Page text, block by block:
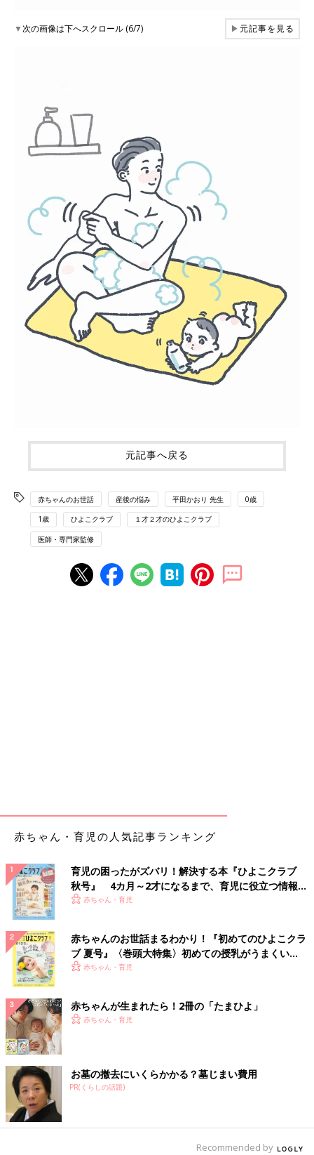
▼次の画像は下へスクロール (6/7) ▶元記事を見る
元記事へ戻る
赤ちゃんのお世話 産後の悩み 平田かおり 先生 0歳
1歳 ひよこクラブ １才２才のひよこクラブ
医師・専門家監修
赤ちゃん・育児の人気記事ランキング
育児の困ったがズバリ！解決する本『ひよこクラブ
秋号』 4カ月～2才になるまで、育児に役立つ情報が
いっぱい！
赤ちゃん・育児
赤ちゃんのお世話まるわかり！『初めてのひよこクラ
ブ 夏号』〈巻頭大特集〉初めての授乳がうまくい
く！ おっぱい・ミルクの基本と夏のトラブル 解決テ
赤ちゃん・育児
赤ちゃんが生まれたら！2冊の「たまひよ」
赤ちゃん・育児
お墓の撤去にいくらかかる？墓じまい費用
PR(くらしの話題)
Recommended by